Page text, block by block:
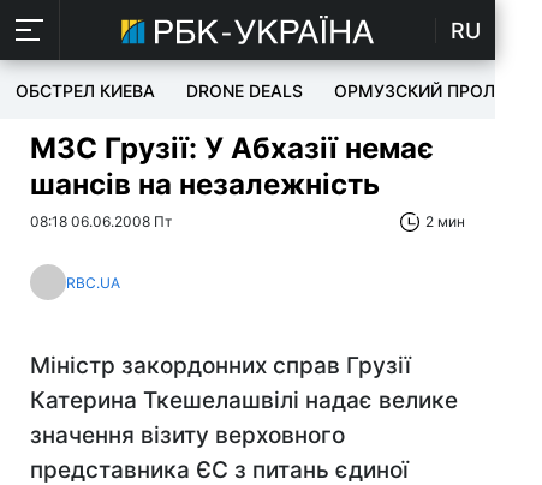
RU
ОБСТРЕЛ КИЕВА DRONE DEALS ОРМУЗСКИЙ ПРОЛИВ
МЗС Грузії: У Абхазії немає
шансів на незалежність
08:18 06.06.2008 Пт 2 мин
RBC.UA
Міністр закордонних справ Грузії
Катерина Ткешелашвілі надає велике
значення візиту верховного
представника ЄС з питань єдиної